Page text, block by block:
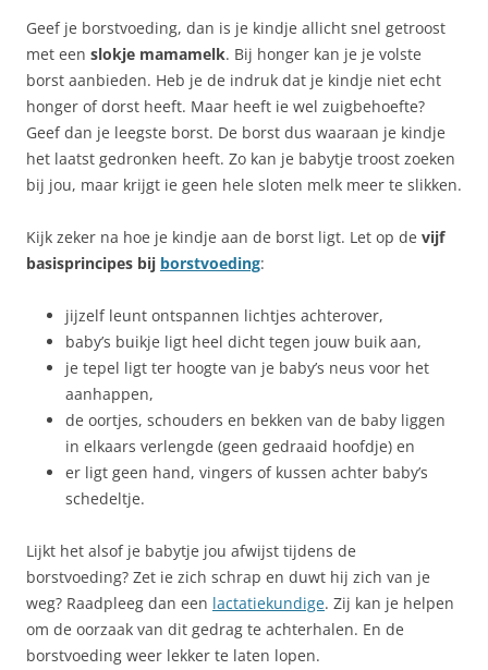
Geef je borstvoeding, dan is je kindje allicht snel getroost
met een slokje mamamelk. Bij honger kan je je volste
borst aanbieden. Heb je de indruk dat je kindje niet echt
honger of dorst heeft. Maar heeft ie wel zuigbehoefte?
Geef dan je leegste borst. De borst dus waaraan je kindje
het laatst gedronken heeft. Zo kan je babytje troost zoeken
bij jou, maar krijgt ie geen hele sloten melk meer te slikken.
Kijk zeker na hoe je kindje aan de borst ligt. Let op de vijf
basisprincipes bij borstvoeding:
jijzelf leunt ontspannen lichtjes achterover,
baby’s buikje ligt heel dicht tegen jouw buik aan,
je tepel ligt ter hoogte van je baby’s neus voor het
aanhappen,
de oortjes, schouders en bekken van de baby liggen
in elkaars verlengde (geen gedraaid hoofdje) en
er ligt geen hand, vingers of kussen achter baby’s
schedeltje.
Lijkt het alsof je babytje jou afwijst tijdens de
borstvoeding? Zet ie zich schrap en duwt hij zich van je
weg? Raadpleeg dan een lactatiekundige. Zij kan je helpen
om de oorzaak van dit gedrag te achterhalen. En de
borstvoeding weer lekker te laten lopen.